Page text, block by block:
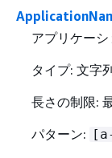
アプリケーシ
タイプ: 文字
長さの制限:
パターン: